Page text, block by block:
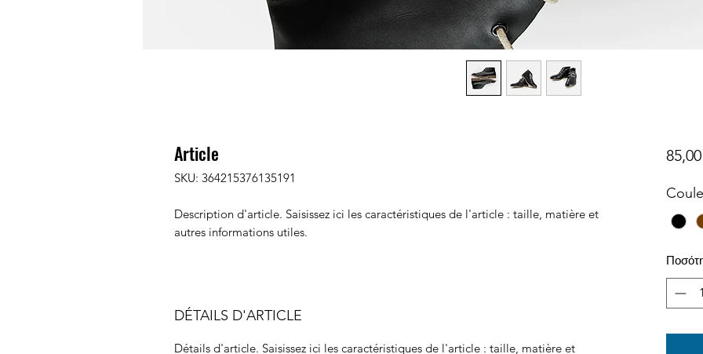
Article
SKU: 364215376135191
Description d'article. Saisissez ici les caractéristiques de l'article : taille, matière et
autres informations utiles.
DÉTAILS D'ARTICLE
Détails d'article. Saisissez ici les caractéristiques de l'article : taille, matière et